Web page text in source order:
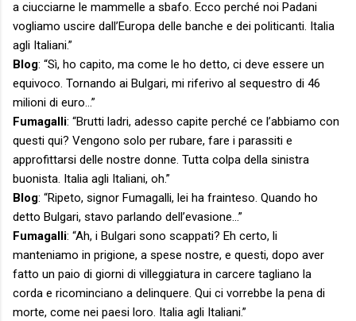
a ciucciarne le mammelle a sbafo. Ecco perché noi Padani
vogliamo uscire dall’Europa delle banche e dei politicanti. Italia
agli Italiani.”
Blog: “Sì, ho capito, ma come le ho detto, ci deve essere un
equivoco. Tornando ai Bulgari, mi riferivo al sequestro di 46
milioni di euro…”
Fumagalli: “Brutti ladri, adesso capite perché ce l’abbiamo con
questi qui? Vengono solo per rubare, fare i parassiti e
approfittarsi delle nostre donne. Tutta colpa della sinistra
buonista. Italia agli Italiani, oh.”
Blog: “Ripeto, signor Fumagalli, lei ha frainteso. Quando ho
detto Bulgari, stavo parlando dell’evasione…”
Fumagalli: “Ah, i Bulgari sono scappati? Eh certo, li
manteniamo in prigione, a spese nostre, e questi, dopo aver
fatto un paio di giorni di villeggiatura in carcere tagliano la
corda e ricominciano a delinquere. Qui ci vorrebbe la pena di
morte, come nei paesi loro. Italia agli Italiani.”